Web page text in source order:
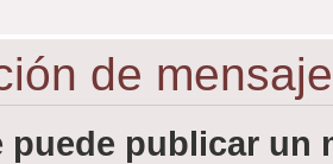
de
puede publicar un